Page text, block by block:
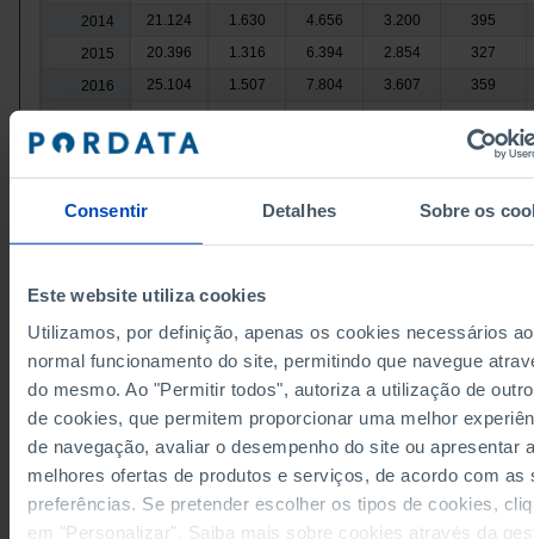
Consentir Detalhes Sobre os
Este website utiliza cookies
Utilizamos, por definição, apenas os cookies necessários ao
normal funcionamento do site, permitindo que navegue
do mesmo. Ao "Permitir todos", autoriza a utilização de
de cookies, que permitem proporcionar uma melhor
de navegação, avaliar o desempenho do site ou apresentar
melhores ofertas de produtos e serviços, de acordo com as
preferências. Se pretender escolher os tipos de cookies,
em "Personalizar". Saiba mais sobre cookies através da
2014
21.124 1.630 4.656 3.200
395
2015
20.396 1.316 6.394 2.854
327
2016
25.104 1.507 7.804 3.607
359
2018
21.333
272
2019
21.099 1.387 6.468 3.462
196
2020
32.147 2.118 10.109 4.701
368
2021
24.516 1.587 7.736 2.913
228
2024
20.624 2.003 7.187 2.265 245
Fontes/Entidades: INE | DGPJ/MJ, PORDATA
Última actualização: 2025-11-17